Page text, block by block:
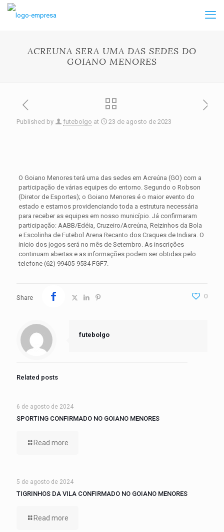
ACREUNA SERA UMA DAS SEDES DO
GOIANO MENORES
Published by futebolgo at 23 de agosto de 2023
O Goiano Menores terá uma das sedes em Acreúna (GO) com a
participação de várias equipes do entorno. Segundo o Robson
(Diretor de Esportes); o Goiano Menores é o maior evento do
estado e estamos providenciando toda a estrutura necessária
para receber as equipes em nosso município. Já confirmaram
participação: AABB/Edéia, Cruzeiro/Acreúna, Reizinhos da Bola
e Escolinha de Futebol Arena Recanto dos Craques de Indiara. O
inicio dos jogos será no mês de Setembro. As inscrições
continuam abertas e as informações podem ser obtidas pelo
telefone (62) 99405-9534 FGF7.
Share 0
futebolgo
Related posts
6 de agosto de 2024
SPORTING CONFIRMADO NO GOIANO MENORES
Read more
5 de agosto de 2024
TIGRINHOS DA VILA CONFIRMADO NO GOIANO MENORES
Read more